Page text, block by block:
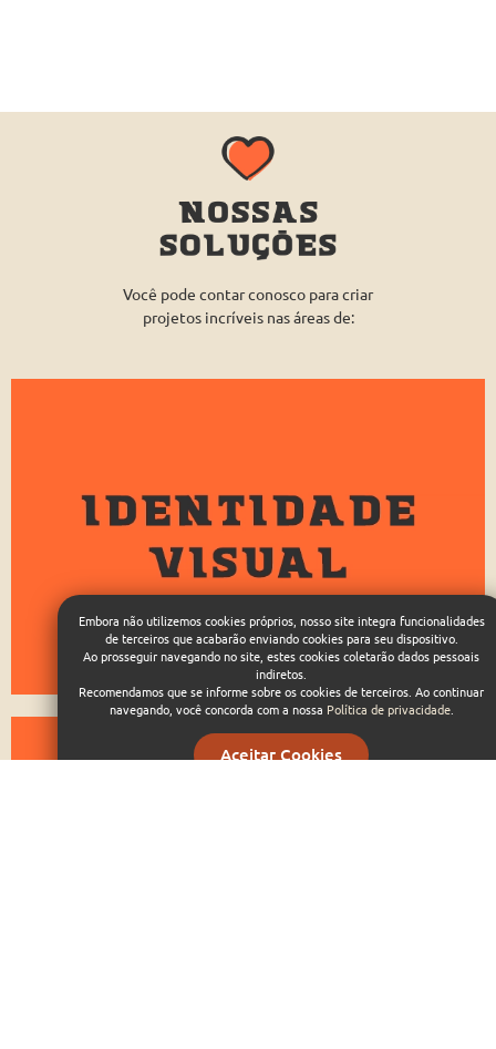
Você pode contar conosco para criar
projetos incríveis nas áreas de:
Embora não utilizemos cookies próprios, nosso site integra funcionalidades
de terceiros que acabarão enviando cookies para seu dispositivo.
Ao prosseguir navegando no site, estes cookies coletarão dados pessoais
indiretos.
Recomendamos que se informe sobre os cookies de terceiros. Ao continuar
navegando, você concorda com a nossa Política de privacidade.
Aceitar Cookies